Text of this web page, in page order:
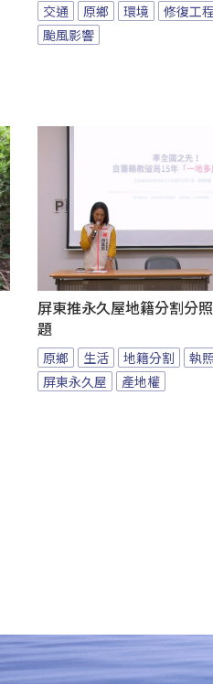
交通 原鄉 環境 修復工程
颱風影響
屏東推永久屋地籍分割分
題
原鄉 生活 地籍分割
執
屏東永久屋
產地權